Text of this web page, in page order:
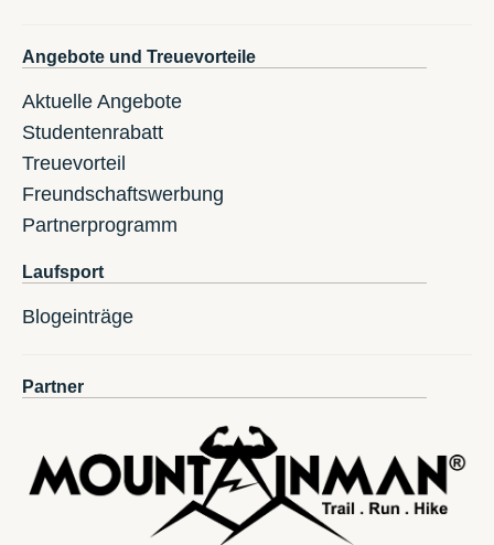
Angebote und Treuevorteile
Aktuelle Angebote
Studentenrabatt
Treuevorteil
Freundschaftswerbung
Partnerprogramm
Laufsport
Blogeinträge
Partner